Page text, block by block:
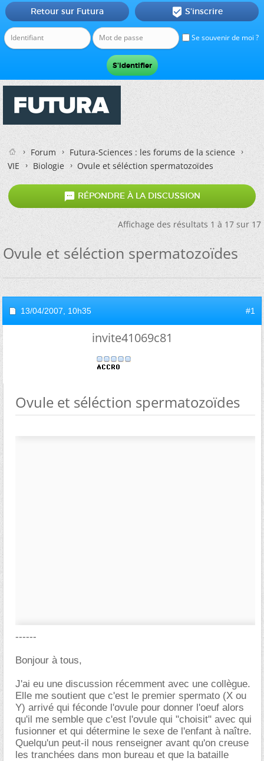
Se souvenir de moi ?
Retour sur Futura  S'inscrire
Forum
Futura-Sciences : les forums de la science
VIE
Biologie Ovule et séléction spermatozoïdes
 RÉPONDRE À LA DISCUSSION
Affichage des résultats 1 à 17 sur 17
Ovule et séléction spermatozoïdes
13/04/2007, 10h35 #1
invite41069c81
Ovule et séléction spermatozoïdes
------
Bonjour à tous,
J'ai eu une discussion récemment avec une collègue.
Elle me soutient que c'est le premier spermato (X ou
Y) arrivé qui féconde l'ovule pour donner l'oeuf alors
qu'il me semble que c'est l'ovule qui "choisit" avec qui
fusionner et qui détermine le sexe de l'enfant à naître.
Quelqu'un peut-il nous renseigner avant qu'on creuse
les tranchées dans mon bureau et que la bataille